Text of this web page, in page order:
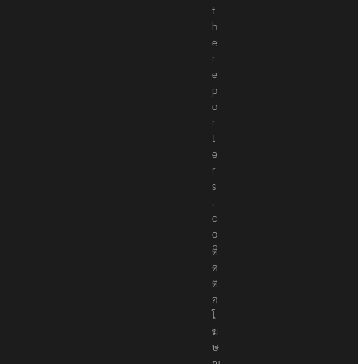
t
h
e
r
e
p
o
r
t
e
r
s
.
c
o
ติ
ด
ต่
อ
โ
ฆ
ษ